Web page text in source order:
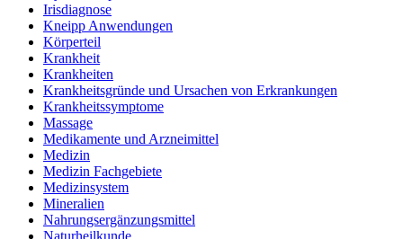
Irisdiagnose
Kneipp Anwendungen
Körperteil
Krankheit
Krankheiten
Krankheitsgründe und Ursachen von Erkrankungen
Krankheitssymptome
Massage
Medikamente und Arzneimittel
Medizin
Medizin Fachgebiete
Medizinsystem
Mineralien
Nahrungsergänzungsmittel
Naturheilkunde